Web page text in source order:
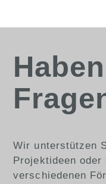
Wir unterstützen
Projektideen oder
verschiedenen